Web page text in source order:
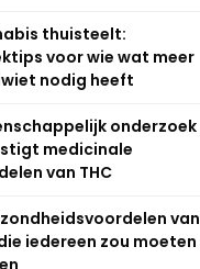
thuisteelt:
voor wie wat meer
nodig heeft
onderzoek
medicinale
van THC
van
iedereen zou moeten